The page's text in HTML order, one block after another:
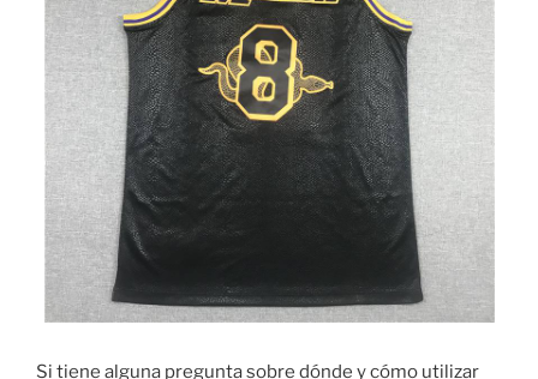
Si tiene alguna pregunta sobre dónde y cómo utilizar